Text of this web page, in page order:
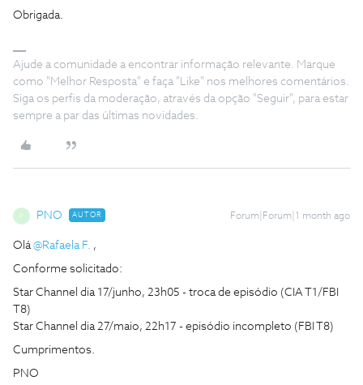
Obrigada.
Ajude a comunidade a encontrar informação relevante. Marque
como "Melhor Resposta" e faça "Like" nos melhores comentários.
Siga os perfis da moderação, através da opção "Seguir", para estar
sempre a par das últimas novidades.
PNO AUTOR Forum|Forum|1 month ago
Olá ​@Rafaela F. ,
Conforme solicitado:
Star Channel dia 17/junho, 23h05 - troca de episódio (CIA T1/FBI
T8)
Star Channel dia 27/maio, 22h17 - episódio incompleto (FBI T8)
Cumprimentos.
PNO